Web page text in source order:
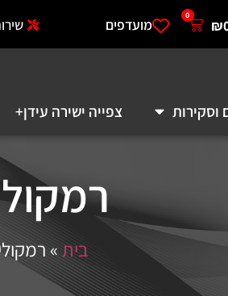
₪
0
מועדפים
וסקירות צפייה ישירה עידן+
בית»